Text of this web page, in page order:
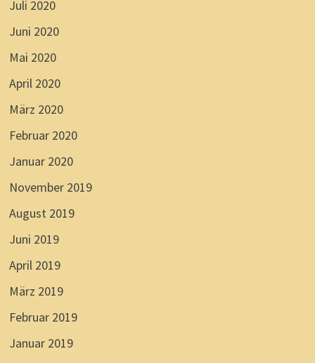
Juli 2020
Juni 2020
Mai 2020
April 2020
März 2020
Februar 2020
Januar 2020
November 2019
August 2019
Juni 2019
April 2019
März 2019
Februar 2019
Januar 2019